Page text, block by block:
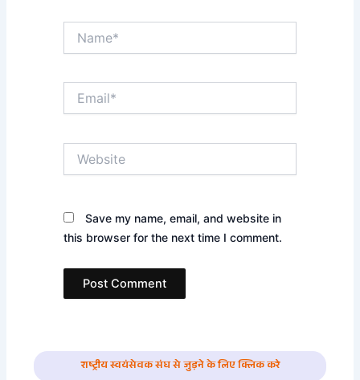
Save my name, email, and website in
this browser for the next time I comment.
राष्ट्रीय स्वयंसेवक संघ से जुड़ने के लिए क्लिक करे